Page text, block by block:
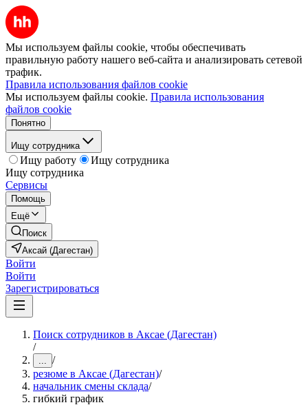
Мы используем файлы cookie, чтобы обеспечивать
правильную работу нашего веб-сайта и анализировать сетевой
трафик.
Правила использования файлов cookie
Мы используем файлы cookie. Правила использования
файлов cookie
Понятно
Ищу сотрудника
Ищу работу
Ищу сотрудника
Ищу сотрудника
Сервисы
Помощь
Ещё
Поиск
Аксай (Дагестан)
Войти
Войти
Зарегистрироваться
Поиск сотрудников в Аксае (Дагестан)
/
... /
резюме в Аксае (Дагестан)/
начальник смены склада/
гибкий график